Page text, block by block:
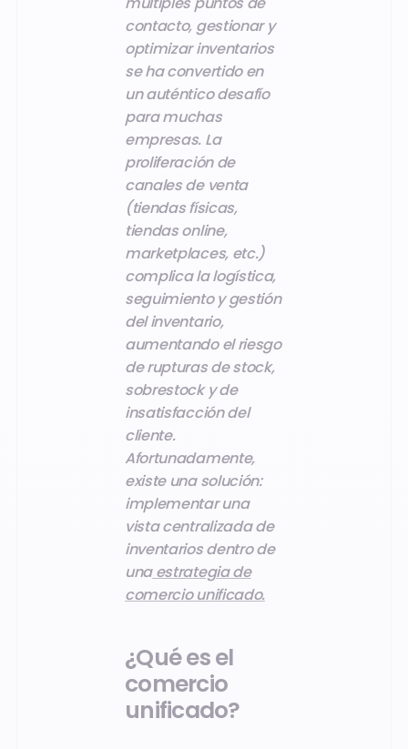
contacto, gestionar y
optimizar inventarios
se ha convertido en
un auténtico desafío
para muchas
empresas. La
proliferación de
canales de venta
(tiendas físicas,
tiendas online,
marketplaces, etc.)
complica la logística,
seguimiento y gestión
del inventario,
aumentando el riesgo
de rupturas de stock,
sobrestock y de
insatisfacción del
cliente.
Afortunadamente,
existe una solución:
implementar una
vista centralizada de
inventarios dentro de
unaestrategia de
comercio unificado.
¿Qué es el
comercio
unificado?